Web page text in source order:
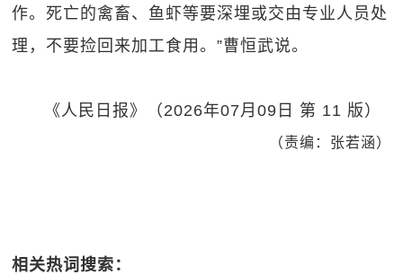
作。死亡的禽畜、鱼虾等要深埋或交由专业人员处
理，不要捡回来加工食用。”曹恒武说。
《人民日报》（2026年07月09日 第 11 版）
（责编：张若涵）
相关热词搜索：